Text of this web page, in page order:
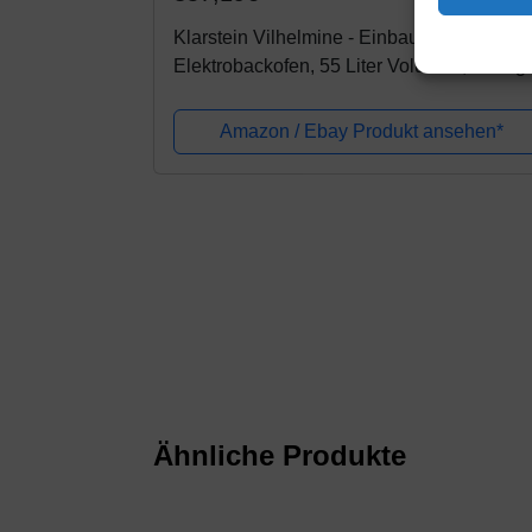
Klarstein Vilhelmine - Einbau-Backofen,
Elektrobackofen, 55 Liter Volumen, Vintage-
Unterhitze, Garzeit-Timer, Edelstahl,...
Amazon / Ebay Produkt ansehen*
Ähnliche Produkte